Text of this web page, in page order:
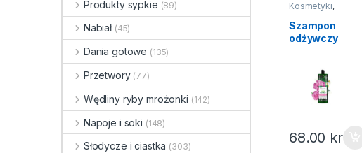
Kosmetyki,
Szampony
Szampon
odżywczy
400ml
68.00 kr
Produkty sypkie (89)
Nabiał (45)
Dania gotowe (135)
Przetwory (77)
Wędliny ryby mrożonki (142)
Napoje i soki (148)
Słodycze i ciastka (303)